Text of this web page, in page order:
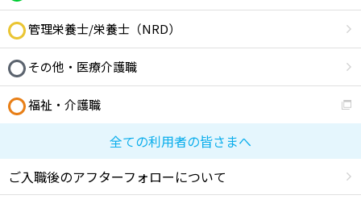
管理栄養士/栄養士（NRD）
その他・医療介護職
福祉・介護職
全ての利用者の皆さまへ
ご入職後のアフターフォローについて